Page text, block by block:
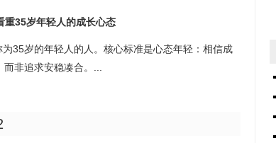
35岁年轻人的成长心态
35岁的年轻人的人。核心标准是心态年轻：相信成
非追求安稳凑合。...